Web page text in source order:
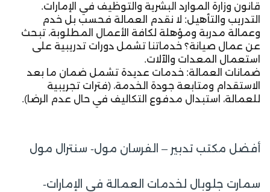
قانون وزارة الموارد البشرية والتوظيف في الإمارات.
التدريب والتأهيل: لا نقدم العمالة فحسب بل خدم
وعمالة مدربة ومؤهلة لكافة الأعمال المطلوبة، تبحث
عن عمال صيانة؟ خدماتنا تشمل دورات تدريبية على
استعمال المعدات والآلات.
ضمانات العمالة: خدمات عديدة تشمل ضمان ما بعد
الاستقدام ومتابعة جودة الخدمة، (فترات تجريبية
للعمالة، استبدال مدفوع التكاليف في حال عدم الرضا).
أفضل مكتب تدبير – الفرسان مول- سنترال مول
سمارت جلوبال لخدمات العمالة في الإمارات-